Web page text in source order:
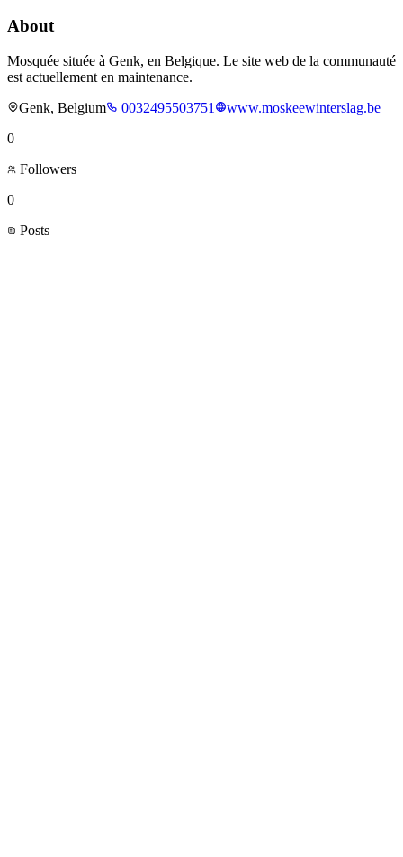
About
Mosquée située à Genk, en Belgique. Le site web de la communauté
est actuellement en maintenance.
Genk, Belgium
0032495503751
www.moskeewinterslag.be
0
Followers
0
Posts